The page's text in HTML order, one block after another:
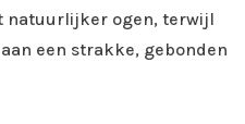
natuurlijker ogen, terwijl
een strakke, gebonden